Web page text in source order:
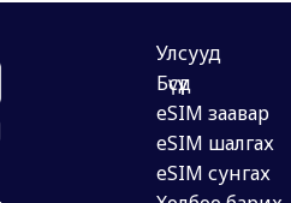
Улсууд
Бүсүүд
eSIM заавар
eSIM шалгах
eSIM сунгах